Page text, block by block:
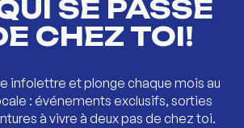
SE PASSE
CHEZ TOI!
infolettre et plonge chaque mois au
: événements exclusifs, sorties
à vivre à deux pas de chez toi.